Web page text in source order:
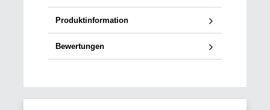
Produktinformation
Bewertungen